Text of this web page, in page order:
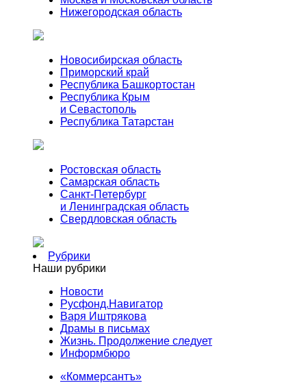
Нижегородская область
Новосибирская область
Приморский край
Республика Башкортостан
Республика Крым
и Севастополь
Республика Татарстан
Ростовская область
Самарская область
Санкт-Петербург
и Ленинградская область
Свердловская область
Рубрики
Наши рубрики
Новости
Русфонд.Навигатор
Варя Иштрякова
Драмы в письмах
Жизнь. Продолжение следует
Информбюро
«Коммерсантъ»